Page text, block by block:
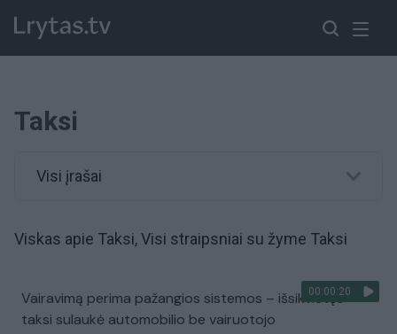
Taksi
Visi įrašai
Viskas apie Taksi, Visi straipsniai su žyme Taksi
00:00:20
Vairavimą perima pažangios sistemos – išsikvietęs
taksi sulaukė automobilio be vairuotojo